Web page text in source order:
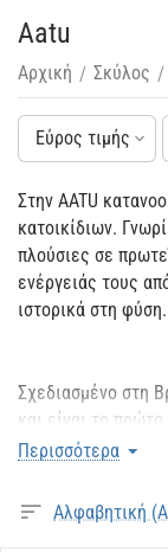
Aatu
Αρχική / Σκύλος /
Εύρος τιμής
Στην AATU
κατοικίδιων.
πλούσιες σε
ενέργειάς τους
ιστορικά στη φύση.
Σχεδιασμένο στη
και είναι το
κατοικίδιων ζώων.
ανώτερο κρέας ή
20% από τα
Περισσότερα
Αλφαβητική